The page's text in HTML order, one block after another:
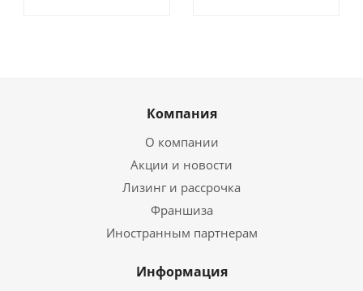
Компания
О компании
Акции и новости
Лизинг и рассрочка
Франшиза
Иностранным партнерам
Информация